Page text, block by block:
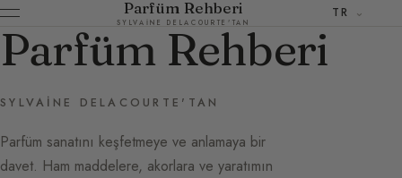
Parfüm Rehberi
SYLVAINE DELACOURTE'TAN
TR
Parfüm Rehberi
SYLVAINE DELACOURTE'TAN
Parfüm sanatını keşfetmeye ve anlamaya bir
davet. Ham maddelere, akorlara ve yaratımın